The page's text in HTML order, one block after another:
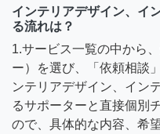
インテリアデザイン、イ
る流れは？
1.サービス一覧の中から
ー）を選び、「依頼相談
ンテリアデザイン、イン
るサポーターと直接個別
ので、具体的な内容、希